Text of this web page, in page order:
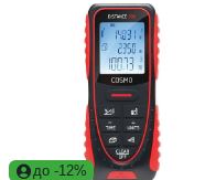
до -12%